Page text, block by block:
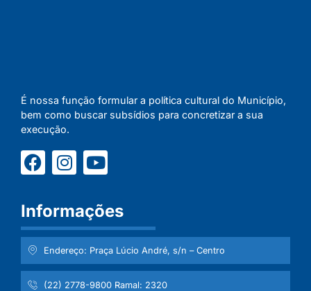
É nossa função formular a política cultural do Município,
bem como buscar subsídios para concretizar a sua
execução.
Informações
Endereço: Praça Lúcio André, s/n – Centro
(22) 2778-9800 Ramal: 2320